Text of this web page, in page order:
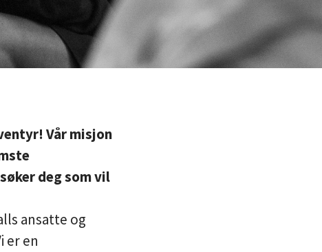
Vår misjon
deg som vil
ansatte og
er en